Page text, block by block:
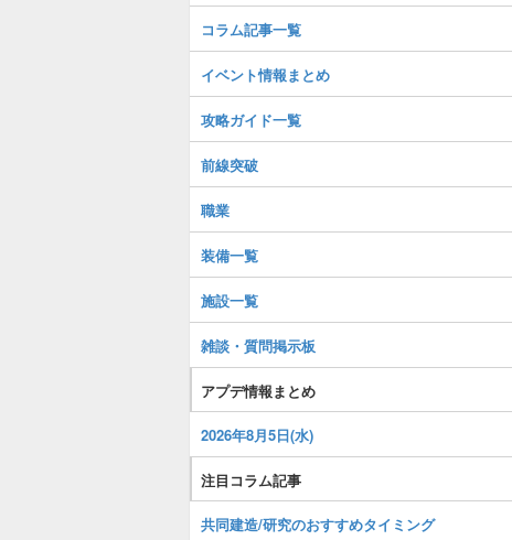
コラム記事一覧
イベント情報まとめ
攻略ガイド一覧
前線突破
職業
装備一覧
施設一覧
雑談・質問掲示板
アプデ情報まとめ
2026年8月5日(水)
注目コラム記事
共同建造/研究のおすすめタイミング